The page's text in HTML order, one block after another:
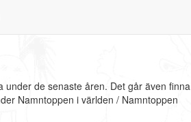
under de senaste åren. Det går även finna
Namntoppen i världen / Namntoppen